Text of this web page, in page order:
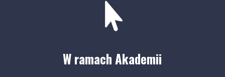

W ramach Akademii